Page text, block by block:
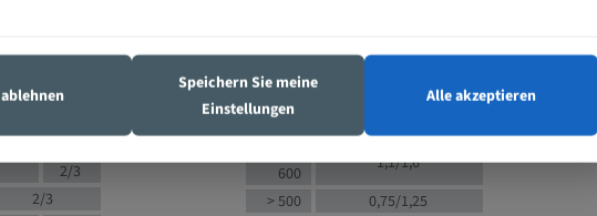
4/5
4/5
2/3
2/3
130 -
350
150 -
600
1,1/1,6
> 500
0,75/1,25
Speichern Sie meine
Einstellungen
Alle akzeptieren